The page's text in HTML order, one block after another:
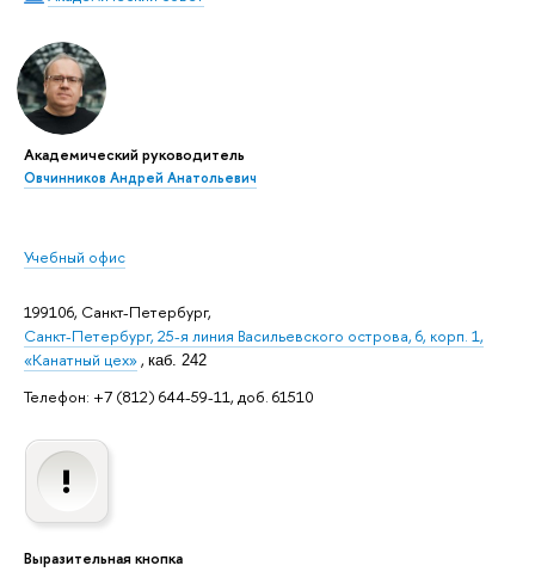
Академический руководитель
Овчинников Андрей Анатольевич
Учебный офис
199106, Санкт-Петербург,
Санкт-Петербург, 25-я линия Васильевского острова, 6, корп. 1,
«Канатный цех», каб. 242
Телефон: +7 (812) 644-59-11, доб. 61510
Выразительная кнопка